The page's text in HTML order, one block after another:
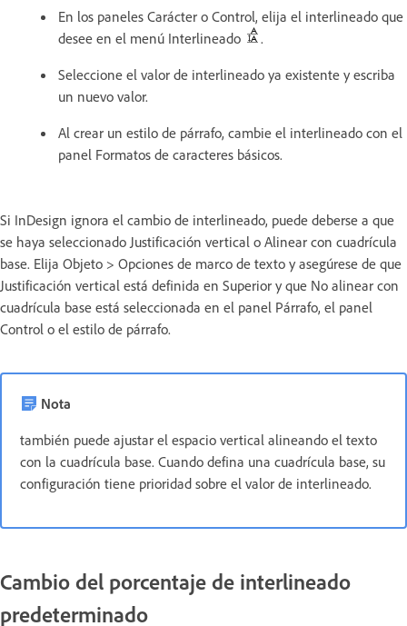
En los paneles Carácter o Control, elija el interlineado que
desee en el menú Interlineado
.
Seleccione el valor de interlineado ya existente y escriba
un nuevo valor.
Al crear un estilo de párrafo, cambie el interlineado con el
panel Formatos de caracteres básicos.
Si InDesign ignora el cambio de interlineado, puede deberse a que
se haya seleccionado Justificación vertical o Alinear con cuadrícula
base. Elija Objeto > Opciones de marco de texto y asegúrese de que
Justificación vertical está definida en Superior y que No alinear con
cuadrícula base está seleccionada en el panel Párrafo, el panel
Control o el estilo de párrafo.
Nota
también puede ajustar el espacio vertical alineando el texto
con la cuadrícula base. Cuando defina una cuadrícula base, su
configuración tiene prioridad sobre el valor de interlineado.
Cambio del porcentaje de interlineado
predeterminado